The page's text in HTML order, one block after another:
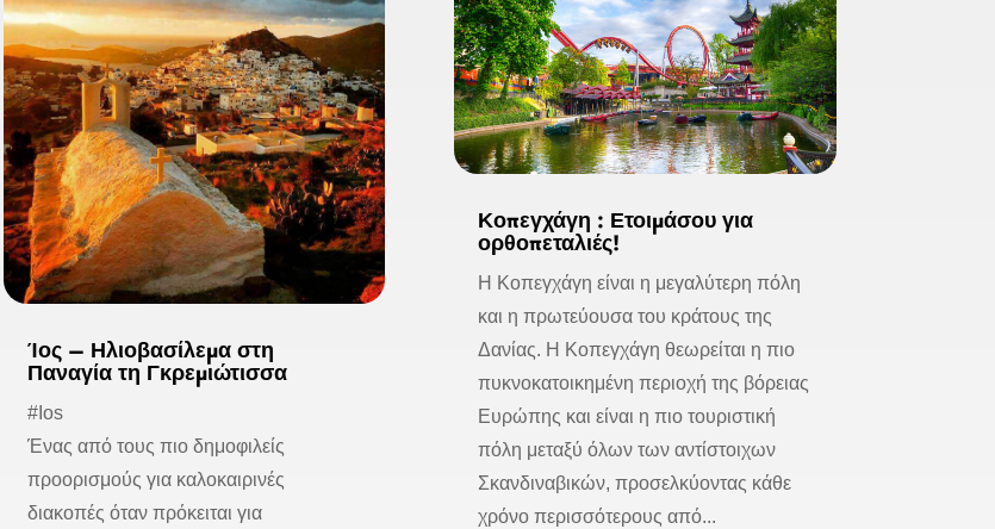
Ίος – Ηλιοβασίλεμα στη
Παναγία τη Γκρεμιώτισσα
#Ios
Ένας από τους πιο δημοφιλείς
προορισμούς για καλοκαιρινές
διακοπές όταν πρόκειται για
Κοπεγχάγη : Ετοιμάσου για
ορθοπεταλιές!
Η Κοπεγχάγη είναι η μεγαλύτερη πόλη
και η πρωτεύουσα του κράτους της
Δανίας. Η Κοπεγχάγη θεωρείται η πιο
πυκνοκατοικημένη περιοχή της βόρειας
Ευρώπης και είναι η πιο τουριστική
πόλη μεταξύ όλων των αντίστοιχων
Σκανδιναβικών, προσελκύοντας κάθε
χρόνο περισσότερους από...